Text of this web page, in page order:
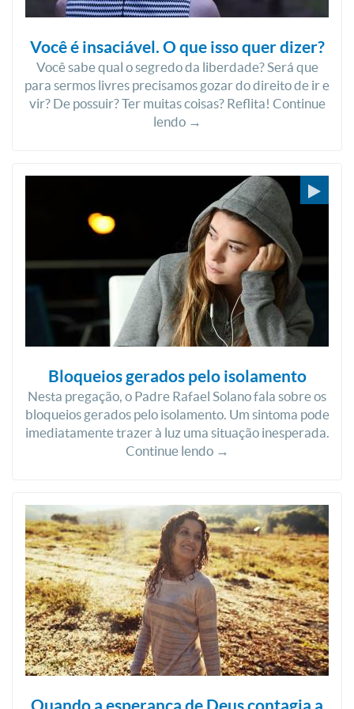
Você é insaciável. O que isso quer dizer?
Você sabe qual o segredo da liberdade? Será que
para sermos livres precisamos gozar do direito de ir e
vir? De possuir? Ter muitas coisas? Reflita! Continue
lendo →
Bloqueios gerados pelo isolamento
Nesta pregação, o Padre Rafael Solano fala sobre os
bloqueios gerados pelo isolamento. Um sintoma pode
imediatamente trazer à luz uma situação inesperada.
Continue lendo →
Quando a esperança de Deus contagia a